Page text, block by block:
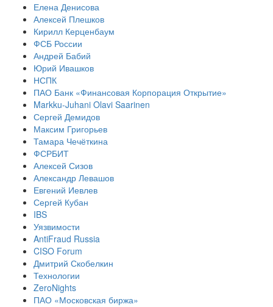
Елена Денисова
Алексей Плешков
Кирилл Керценбаум
ФСБ России
Андрей Бабий
Юрий Ивашков
НСПК
ПАО Банк «Финансовая Корпорация Открытие»
Markku-Juhani Olavi Saarinen
Сергей Демидов
Максим Григорьев
Тамара Чечёткина
ФСРБИТ
Алексей Сизов
Александр Левашов
Евгений Иевлев
Сергей Кубан
IBS
Уязвимости
AntiFraud Russia
CISO Forum
Дмитрий Скобелкин
Технологии
ZeroNights
ПАО «Московская биржа»